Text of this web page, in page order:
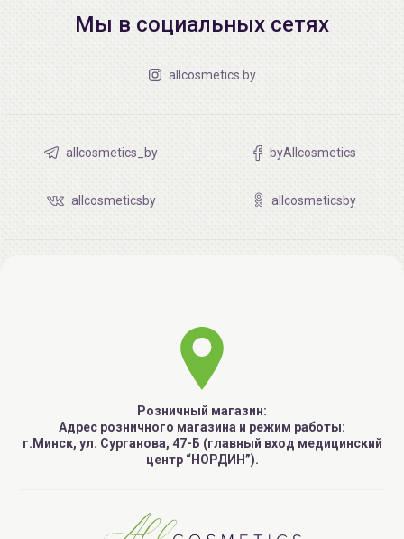
Мы в социальных сетях
allcosmetics.by
allcosmetics_by byAllcosmetics
allcosmeticsby allcosmeticsby
Розничный магазин:
Адрес розничного магазина и режим работы:
г.Минск, ул. Сурганова, 47-Б (главный вход медицинский
центр “НОРДИН”).